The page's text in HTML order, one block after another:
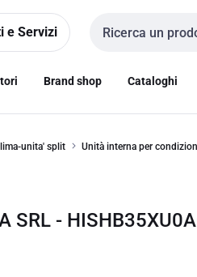
e Servizi
Cerca input
Brand shop Cataloghi
unita' split Unità interna per
SRL -